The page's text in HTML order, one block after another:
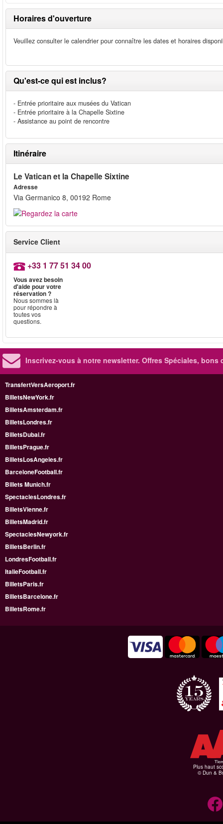
Horaires d'ouverture
Veuillez consulter le calendrier pour connaître les dates et horaires
Qu'est-ce qui est inclus?
- Entrée prioritaire aux musées du Vatican
- Entrée prioritaire à la Chapelle Sixtine
- Assistance au point de rencontre
Itinéraire
Le Vatican et la Chapelle Sixtine
Adresse
Via Germanico 8, 00192 Rome
Service Client
+33 1 77 51 34 00
Vous avez besoin
d'aide pour votre
réservation ?
Nous sommes là
pour répondre à
toutes vos
questions.
Inscrivez-vous à notre newsletter. Offres Spéciales, bons
TransfertVersAeroport.fr
BilletsNewYork.fr
BilletsAmsterdam.fr
BilletsLondres.fr
BilletsDubai.fr
BilletsPrague.fr
BilletsLosAngeles.fr
BarceloneFootball.fr
Billets Munich.fr
SpectaclesLondres.fr
BilletsVienne.fr
BilletsMadrid.fr
SpectaclesNewyork.fr
BilletsBerlin.fr
LondresFootball.fr
ItalieFootball.fr
BilletsParis.fr
BilletsBarcelone.fr
BilletsRome.fr
Plus haut
© Dun &